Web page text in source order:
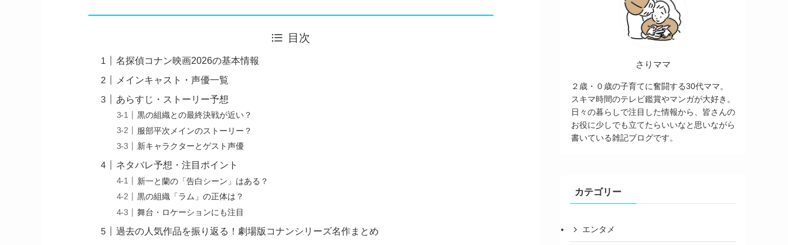
目次
名探偵コナン映画2026の基本情報
メインキャスト・声優一覧
あらすじ・ストーリー予想
黒の組織との最終決戦が近い？
服部平次メインのストーリー？
新キャラクターとゲスト声優
ネタバレ予想・注目ポイント
新一と蘭の「告白シーン」はある？
黒の組織「ラム」の正体は？
舞台・ロケーションにも注目
過去の人気作品を振り返る！劇場版コナンシリーズ名作まとめ
さりママ
２歳・０歳の子育てに奮闘する30代ママ。
スキマ時間のテレビ鑑賞やマンガが大好き。
日々の暮らしで注目した情報から、皆さんの
お役に少しでも立てたらいいなと思いながら
書いている雑記ブログです。
カテゴリー
エンタメ